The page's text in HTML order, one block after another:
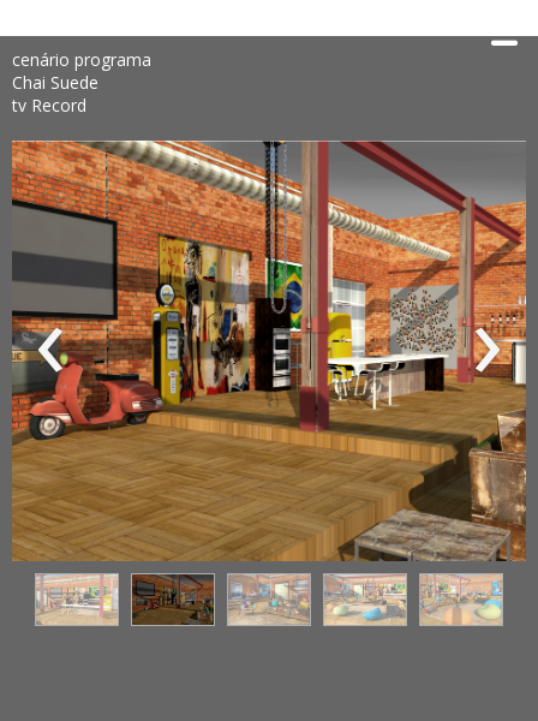
cenário programa
Chai Suede
tv Record
‹ ›